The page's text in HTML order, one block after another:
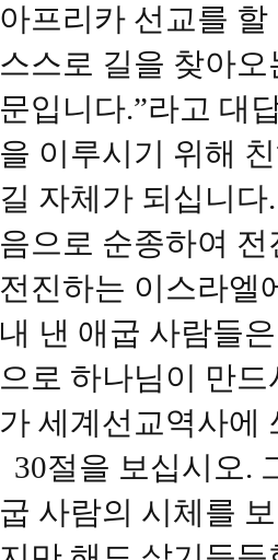
아프리카 선교를
스스로 길을 찾아
문입니다.”라고 대
을 이루시기 위해
길 자체가 되십니
음으로 순종하여
전진하는 이스라엘
내 낸 애굽 사람들
으로 하나님이 만
가 세계선교역사에
30절을 보십시오.
굽 사람의 시체를